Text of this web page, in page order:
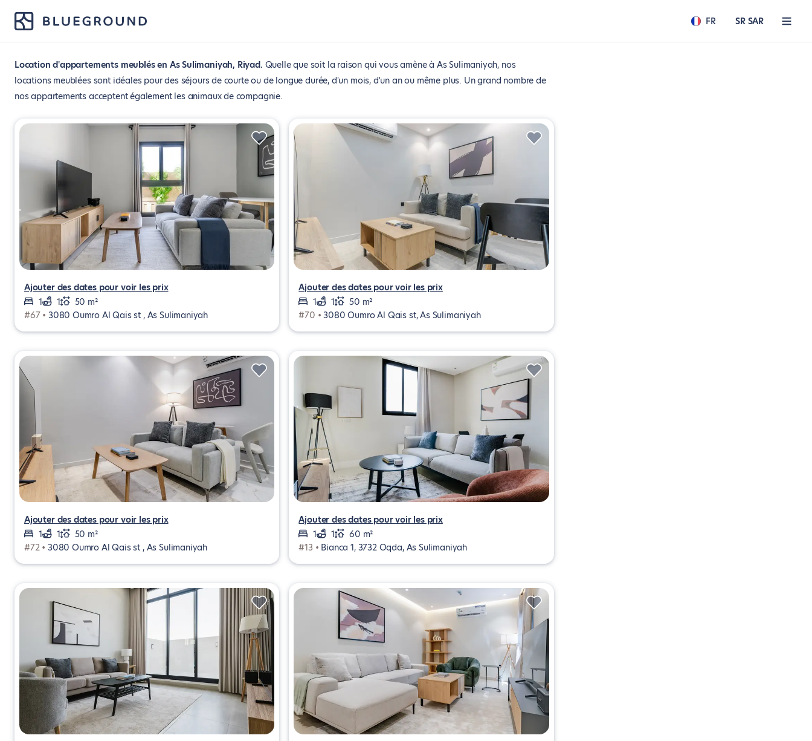
FR SR SAR
Location d'appartements meublés en As Sulimaniyah, Riyad Quelle que soit la raison qui vous amène à As Sulimaniyah, nos
locations meublées sont idéales pour des séjours de courte ou de longue durée, d'un mois, d'un an ou même plus. Un grand nombre de
nos appartements acceptent également les animaux de compagnie.
Ajouter des dates pour voir les prix
1
1
50 m²
#67 • 3080 Oumro Al Qais st , As Sulimaniyah
Ajouter des dates pour voir les prix
1
1
50 m²
#70 •3080 Oumro Al Qais st, As Sulimaniyah
Ajouter des dates pour voir les prix
1
1
50 m²
#72 • 3080 Oumro Al Qais st , As Sulimaniyah
Ajouter des dates pour voir les prix
1
1
60 m²
#13 • Bianca 1, 3732 Oqda, As Sulimaniyah